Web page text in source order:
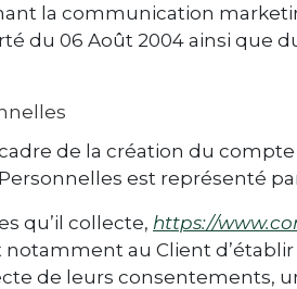
la communication
du 06 Août 2004 ainsi que
de la création du
est représenté
qu’il collecte, https://
au Client
de leurs